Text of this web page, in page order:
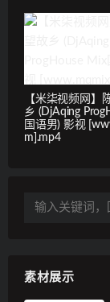
【米柒视频网】
乡 (DjAqing
国语男) 影视
m].mp4
素材展示